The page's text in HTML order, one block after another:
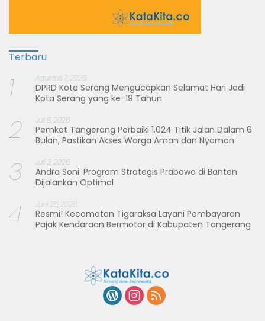
Terbaru
1 Agustus 7, 2026
DPRD Kota Serang Mengucapkan Selamat Hari Jadi
Kota Serang yang ke-19 Tahun
2 Juli 8, 2026
Pemkot Tangerang Perbaiki 1.024 Titik Jalan Dalam 6
Bulan, Pastikan Akses Warga Aman dan Nyaman
3 Juli 3, 2026
Andra Soni: Program Strategis Prabowo di Banten
Dijalankan Optimal
4 Juni 25, 2026
Resmi! Kecamatan Tigaraksa Layani Pembayaran
Pajak Kendaraan Bermotor di Kabupaten Tangerang